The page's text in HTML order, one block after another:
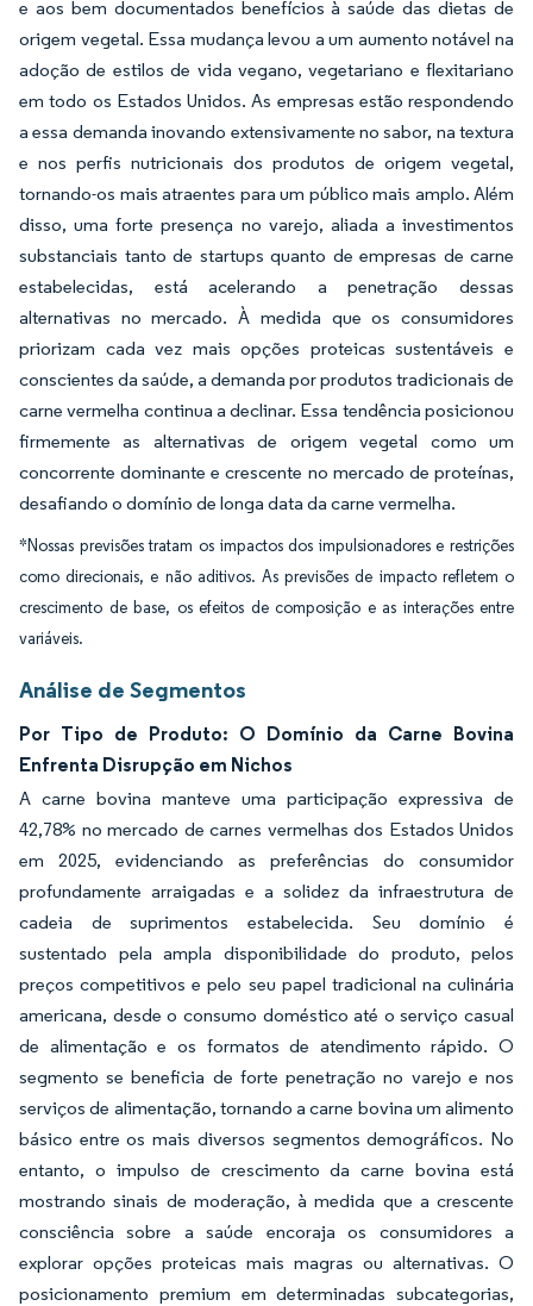
e aos bem documentados benefícios à saúde das dietas de
origem vegetal. Essa mudança levou a um aumento notável na
adoção de estilos de vida vegano, vegetariano e flexitariano
em todo os Estados Unidos. As empresas estão respondendo
a essa demanda inovando extensivamente no sabor, na textura
e nos perfis nutricionais dos produtos de origem vegetal,
tornando-os mais atraentes para um público mais amplo. Além
disso, uma forte presença no varejo, aliada a investimentos
substanciais tanto de startups quanto de empresas de carne
estabelecidas, está acelerando a penetração dessas
alternativas no mercado. À medida que os consumidores
priorizam cada vez mais opções proteicas sustentáveis e
conscientes da saúde, a demanda por produtos tradicionais de
carne vermelha continua a declinar. Essa tendência posicionou
firmemente as alternativas de origem vegetal como um
concorrente dominante e crescente no mercado de proteínas,
desafiando o domínio de longa data da carne vermelha.
*Nossas previsões tratam os impactos dos impulsionadores e restrições
como direcionais, e não aditivos. As previsões de impacto refletem o
crescimento de base, os efeitos de composição e as interações entre
variáveis.
Análise de Segmentos
Por Tipo de Produto: O Domínio da Carne Bovina
Enfrenta Disrupção em Nichos
A carne bovina manteve uma participação expressiva de
42,78% no mercado de carnes vermelhas dos Estados Unidos
em 2025, evidenciando as preferências do consumidor
profundamente arraigadas e a solidez da infraestrutura de
cadeia de suprimentos estabelecida. Seu domínio é
sustentado pela ampla disponibilidade do produto, pelos
preços competitivos e pelo seu papel tradicional na culinária
americana, desde o consumo doméstico até o serviço casual
de alimentação e os formatos de atendimento rápido. O
segmento se beneficia de forte penetração no varejo e nos
serviços de alimentação, tornando a carne bovina um alimento
básico entre os mais diversos segmentos demográficos. No
entanto, o impulso de crescimento da carne bovina está
mostrando sinais de moderação, à medida que a crescente
consciência sobre a saúde encoraja os consumidores a
explorar opções proteicas mais magras ou alternativas. O
posicionamento premium em determinadas subcategorias,